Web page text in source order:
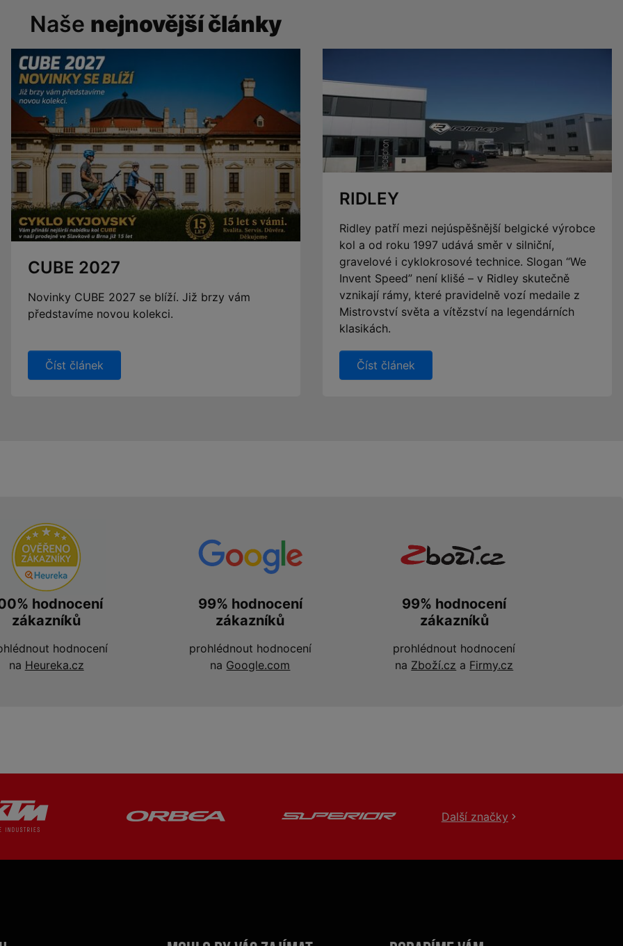
Naše nejnovější články
CUBE 2027
Novinky CUBE 2027 se blíží. Již brzy vám
představíme novou kolekci.
Číst článek
RIDLEY
Ridley patří mezi nejúspěšnější belgické výrobce
kol a od roku 1997 udává směr v silniční,
gravelové i cyklokrosové technice. Slogan “We
Invent Speed” není klišé – v Ridley skutečně
vznikají rámy, které pravidelně vozí medaile z
Mistrovství světa a vítězství na legendárních
klasikách.
Číst článek
hodnocení
zákazníků
hodnocení
na Heureka.cz
99% hodnocení
zákazníků
prohlédnout hodnocení
na Google.com
99% hodnocení
zákazníků
prohlédnout hodnocení
na Zboží.cz a Firmy.cz
Další značky